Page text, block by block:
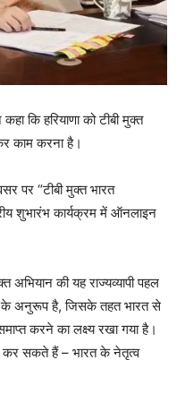
कि हरियाणा को टीबी मुक्त
काम करना है।
पर “टीबी मुक्त भारत
शुभारंभ कार्यक्रम में ऑनलाइन
अभियान की यह राज्यव्यापी पहल
के अनुरूप है, जिसके तहत भारत से
करने का लक्ष्य रखा गया है।
कर सकते हैं – भारत के नेतृत्व